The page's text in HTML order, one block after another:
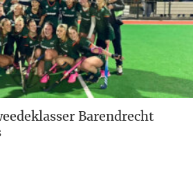
Barendrecht